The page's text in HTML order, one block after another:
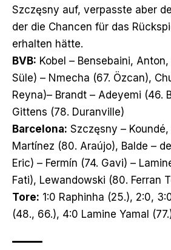
Szczęsny auf, verpasste aber
der die Chancen für das
erhalten hätte.
BVB: Kobel – Bensebaini,
Süle) – Nmecha (67. Özcan),
Reyna)– Brandt – Adeyemi (46.
Gittens (78. Duranville)
Barcelona: Szczęsny –
Martínez (80. Araújo), Balde –
Eric) – Fermín (74. Gavi) –
Fati), Lewandowski (80. Ferran
Tore: 1:0 Raphinha (25.), 2:0,
(48., 66.), 4:0 Lamine Yamal